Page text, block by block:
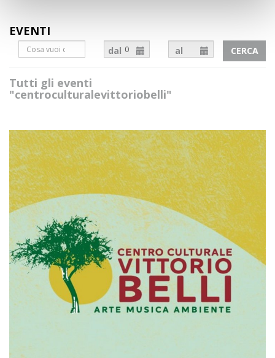
EVENTI
dal al CERCA
Tutti gli eventi
"centroculturalevittoriobelli"